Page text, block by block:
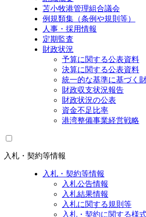
苫小牧港管理組合議会
例規類集（条例や規則等）
人事・採用情報
定期監査
財政状況
予算に関する公表資料
決算に関する公表資料
統一的な基準に基づく
財政収支状況報告
財政状況の公表
資金不足比率
港湾整備事業経営戦略
入札・契約等情報
入札・契約等情報
入札公告情報
入札結果情報
入札に関する規則等
入札・契約に関する様